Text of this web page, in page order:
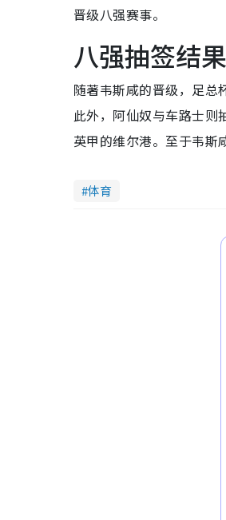
晋级八强赛事。
八强抽签结果
随著韦斯咸的晋级，足总
此外，阿仙奴与车路士
英甲的维尔港。至于韦斯
体育